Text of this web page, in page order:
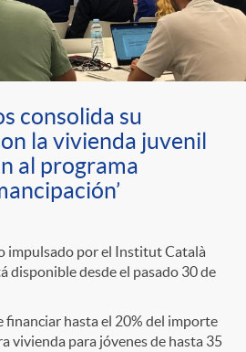
consolida su
la vivienda juvenil
al programa
impulsado por el Institut Català
disponible desde el pasado 30 de
financiar hasta el 20% del importe
vivienda para jóvenes de hasta 35